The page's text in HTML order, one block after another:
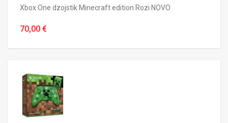
Xbox One dzojstik Minecraft edition Rozi NOVO
70,00 €